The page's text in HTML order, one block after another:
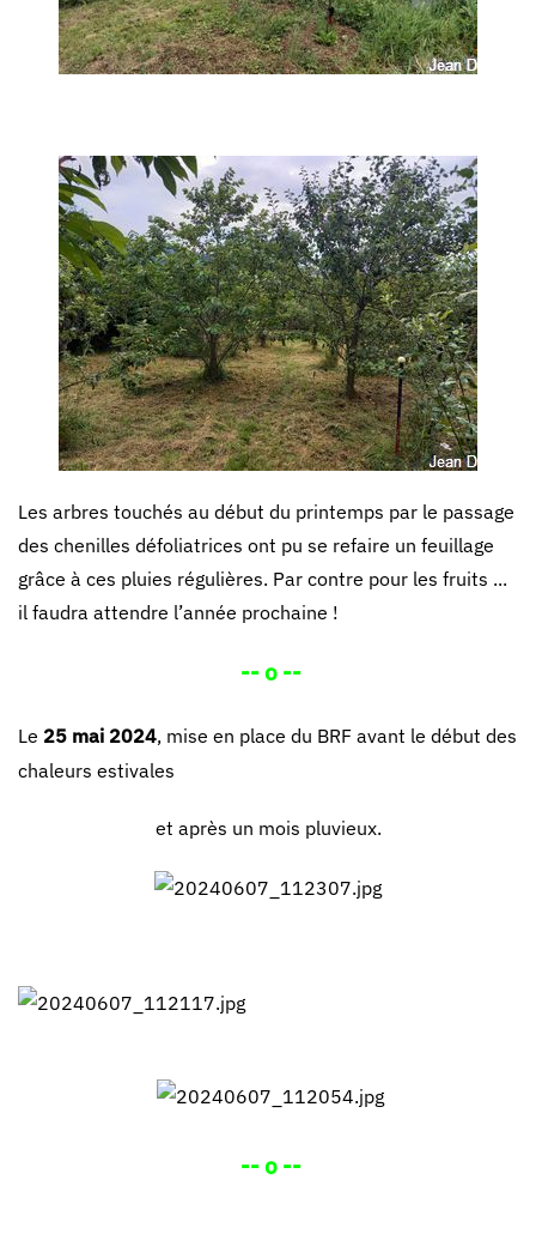
Les arbres touchés au début du printemps par le passage
des chenilles défoliatrices ont pu se refaire un feuillage
grâce à ces pluies régulières. Par contre pour les fruits ...
il faudra attendre l’année prochaine !
-- o --
Le 25 mai 2024, mise en place du BRF avant le début des
chaleurs estivales
et après un mois pluvieux.
-- o --